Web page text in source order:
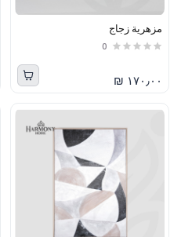
مزهرية زجاج
0
١٧٠٫٠٠ ₪